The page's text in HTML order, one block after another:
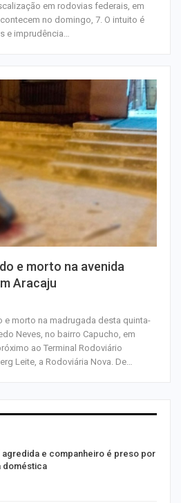
em rodovias federais, em
no domingo, 7. O intuito é
e imprudência…
e morto na avenida
Aracaju
e morto na madrugada desta quinta-
Neves, no bairro Capucho, em
ao Terminal Rodoviário
Leite, a Rodoviária Nova. De…
agredida e companheiro é preso por
doméstica